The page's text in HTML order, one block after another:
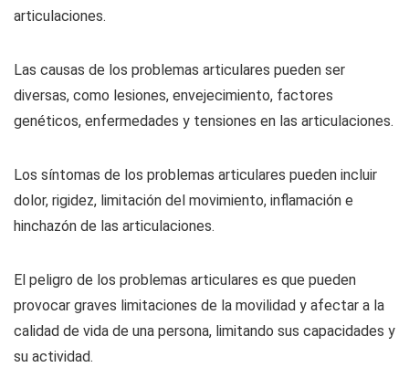
articulaciones.
Las causas de los problemas articulares pueden ser
diversas, como lesiones, envejecimiento, factores
genéticos, enfermedades y tensiones en las articulaciones.
Los síntomas de los problemas articulares pueden incluir
dolor, rigidez, limitación del movimiento, inflamación e
hinchazón de las articulaciones.
El peligro de los problemas articulares es que pueden
provocar graves limitaciones de la movilidad y afectar a la
calidad de vida de una persona, limitando sus capacidades y
su actividad.